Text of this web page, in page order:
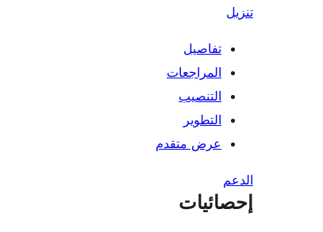
تنزيل
تفاصيل
المراجعات
التنصيب
التطوير
عرض متقدم
الدعم
إحصائيات